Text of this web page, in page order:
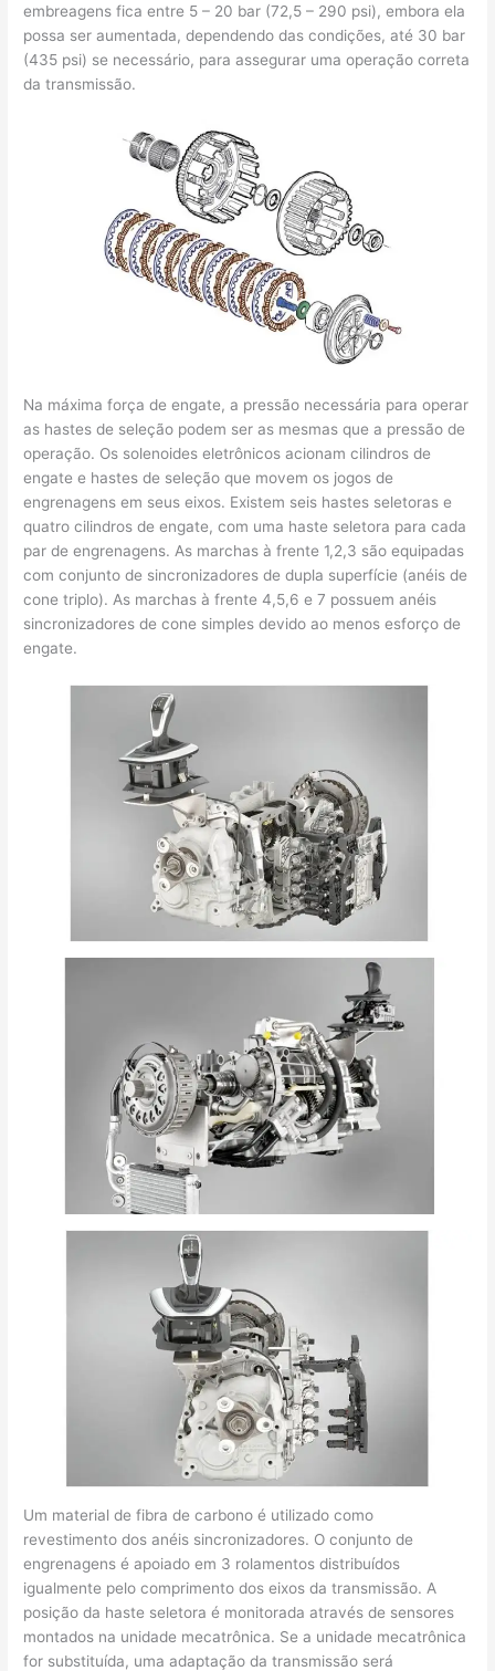
embreagens fica entre 5 – 20 bar (72,5 – 290 psi), embora ela
possa ser aumentada, dependendo das condições, até 30 bar
(435 psi) se necessário, para assegurar uma operação correta
da transmissão.
Na máxima força de engate, a pressão necessária para operar
as hastes de seleção podem ser as mesmas que a pressão de
operação. Os solenoides eletrônicos acionam cilindros de
engate e hastes de seleção que movem os jogos de
engrenagens em seus eixos. Existem seis hastes seletoras e
quatro cilindros de engate, com uma haste seletora para cada
par de engrenagens. As marchas à frente 1,2,3 são equipadas
com conjunto de sincronizadores de dupla superfície (anéis de
cone triplo). As marchas à frente 4,5,6 e 7 possuem anéis
sincronizadores de cone simples devido ao menos esforço de
engate.
Um material de fibra de carbono é utilizado como
revestimento dos anéis sincronizadores. O conjunto de
engrenagens é apoiado em 3 rolamentos distribuídos
igualmente pelo comprimento dos eixos da transmissão. A
posição da haste seletora é monitorada através de sensores
montados na unidade mecatrônica. Se a unidade mecatrônica
for substituída, uma adaptação da transmissão será